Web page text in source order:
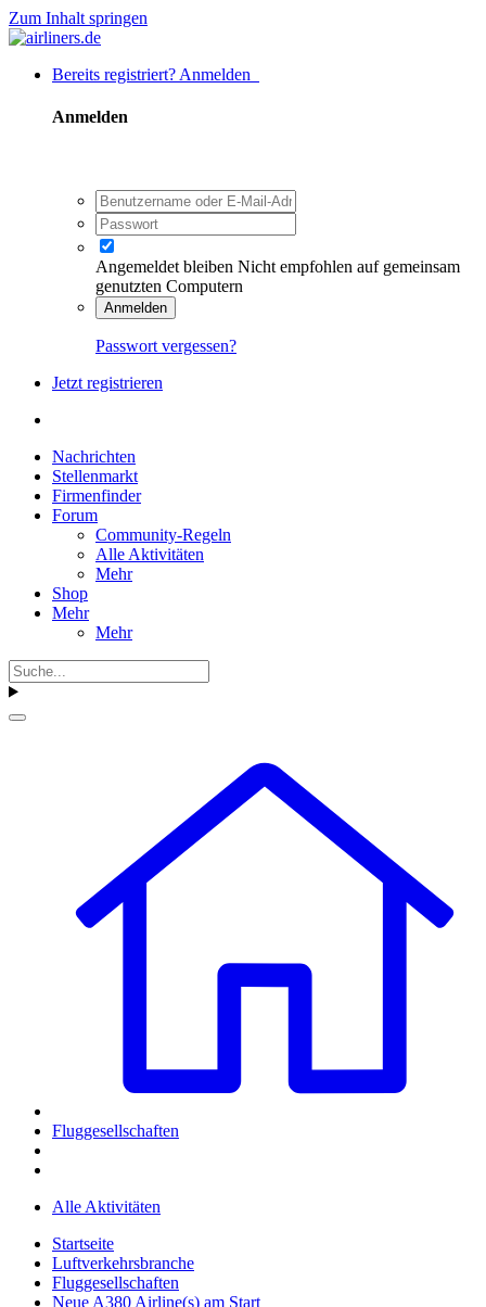
Zum Inhalt springen
Bereits registriert? Anmelden
Anmelden
Angemeldet bleiben Nicht empfohlen auf gemeinsam
genutzten Computern
Anmelden
Passwort vergessen?
Jetzt registrieren
Nachrichten
Stellenmarkt
Firmenfinder
Forum
Community-Regeln
Alle Aktivitäten
Mehr
Shop
Mehr
Mehr
Fluggesellschaften
Alle Aktivitäten
Startseite
Luftverkehrsbranche
Fluggesellschaften
Neue A380 Airline(s) am Start